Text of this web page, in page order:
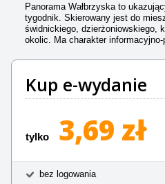
Panorama Wałbrzyska to
tygodnik. Skierowany jest do
świdnickiego, dzierżoniowskiego,
okolic. Ma charakter
Kup e-wydanie
tylko 3,69 zł
bez logowania